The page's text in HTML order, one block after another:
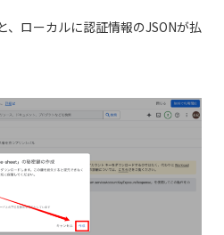
、ローカルに認証情報のJSONが払